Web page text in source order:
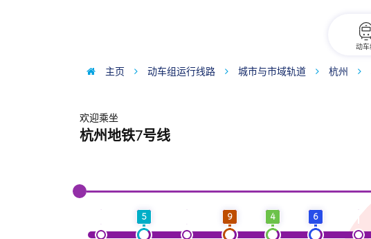
动车
主页 动车组运行线路 城市与市域轨道 杭州
欢迎乘坐
杭州地铁7号线
5 9 4 6